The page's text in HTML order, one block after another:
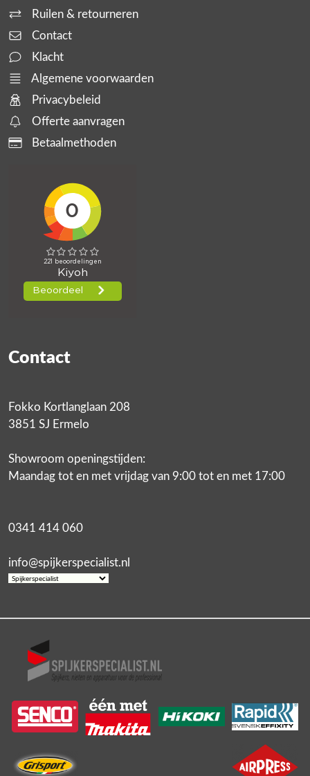
Ruilen & retourneren
Contact
Klacht
Algemene voorwaarden
Privacybeleid
Offerte aanvragen
Betaalmethoden
Contact
Fokko Kortlanglaan 208
3851 SJ Ermelo
Showroom openingstijden:
Maandag tot en met vrijdag van 9:00 tot en met 17:00
0341 414 060
info@spijkerspecialist.nl